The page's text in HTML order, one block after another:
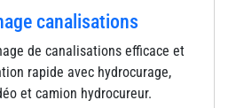
canalisations
de canalisations efficace et
rapide avec hydrocurage,
et camion hydrocureur.